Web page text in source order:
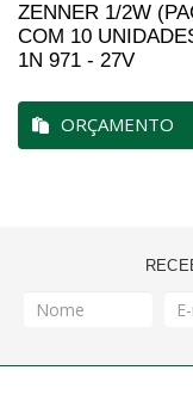
ZENNER 1/2W
COM 10
1N 971 - 27V
ORÇAMENTO